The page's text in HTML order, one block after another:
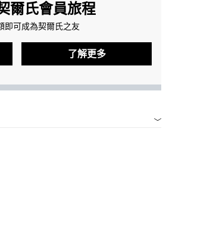
爾氏會員旅程
即可成為契爾氏之友
了解更多